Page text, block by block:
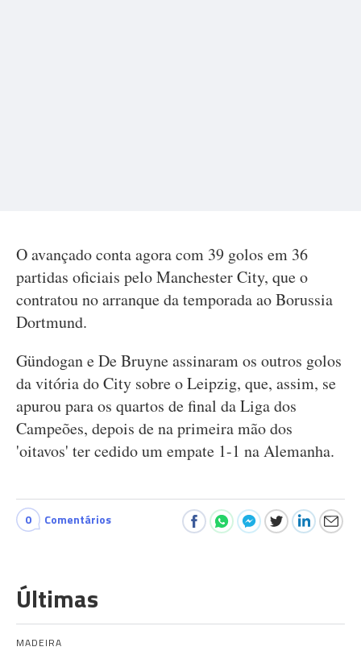
O avançado conta agora com 39 golos em 36
partidas oficiais pelo Manchester City, que o
contratou no arranque da temporada ao Borussia
Dortmund.
Gündogan e De Bruyne assinaram os outros golos
da vitória do City sobre o Leipzig, que, assim, se
apurou para os quartos de final da Liga dos
Campeões, depois de na primeira mão dos
'oitavos' ter cedido um empate 1-1 na Alemanha.
0 Comentários
Últimas
MADEIRA